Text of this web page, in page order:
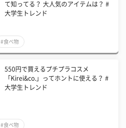
て知ってる？ 大人気のアイテムは？ #
大学生トレンド
#食べ物
550円で買えるプチプラコスメ
「Kirei&co.」ってホントに使える？ #
大学生トレンド
#食べ物